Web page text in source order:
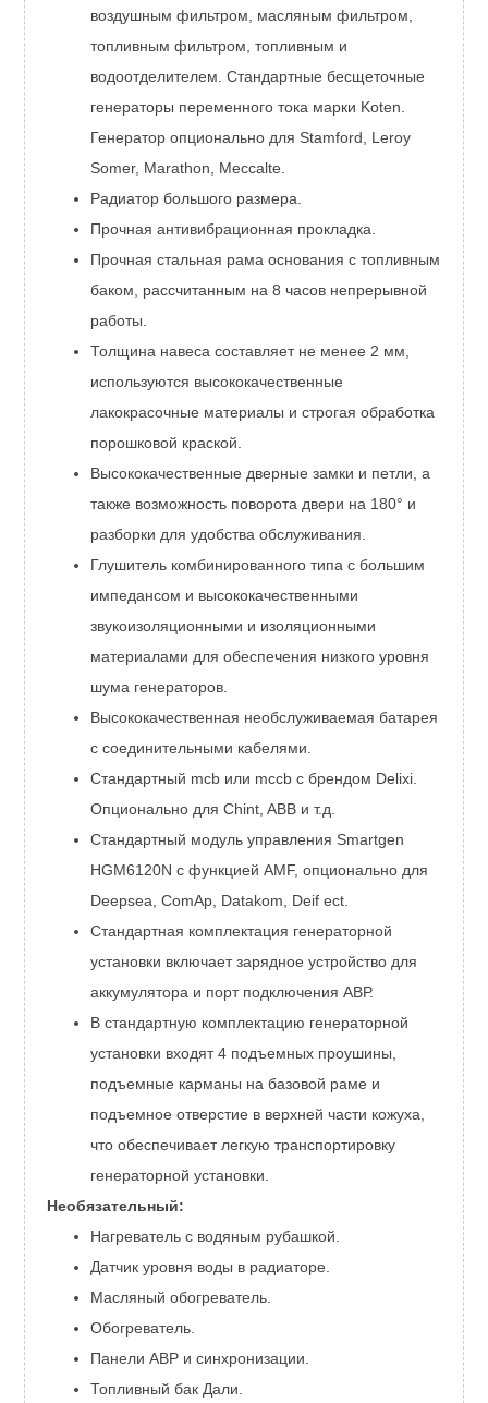
воздушным фильтром, масляным фильтром,
топливным фильтром, топливным и
водоотделителем. Стандартные бесщеточные
генераторы переменного тока марки Koten.
Генератор опционально для Stamford, Leroy
Somer, Marathon, Meccalte.
Радиатор большого размера.
Прочная антивибрационная прокладка.
Прочная стальная рама основания с топливным
баком, рассчитанным на 8 часов непрерывной
работы.
Толщина навеса составляет не менее 2 мм,
используются высококачественные
лакокрасочные материалы и строгая обработка
порошковой краской.
Высококачественные дверные замки и петли, а
также возможность поворота двери на 180° и
разборки для удобства обслуживания.
Глушитель комбинированного типа с большим
импедансом и высококачественными
звукоизоляционными и изоляционными
материалами для обеспечения низкого уровня
шума генераторов.
Высококачественная необслуживаемая батарея
с соединительными кабелями.
Стандартный mcb или mccb с брендом Delixi.
Опционально для Chint, ABB и т.д.
Стандартный модуль управления Smartgen
HGM6120N с функцией AMF, опционально для
Deepsea, ComAp, Datakom, Deif ect.
Стандартная комплектация генераторной
установки включает зарядное устройство для
аккумулятора и порт подключения АВР.
В стандартную комплектацию генераторной
установки входят 4 подъемных проушины,
подъемные карманы на базовой раме и
подъемное отверстие в верхней части кожуха,
что обеспечивает легкую транспортировку
генераторной установки.
Необязательный:
Нагреватель с водяным рубашкой.
Датчик уровня воды в радиаторе.
Масляный обогреватель.
Обогреватель.
Панели АВР и синхронизации.
Топливный бак Дали.